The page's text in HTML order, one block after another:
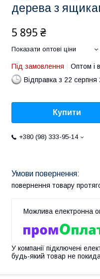
дерева з
5 895 ₴
Показати оптові ціни
Під замовлення Оптом і
Відправка з 22 серпня
Купити
+380 (98) 333-95-14
повернення товару
У компанії підключені
будь-який товар не